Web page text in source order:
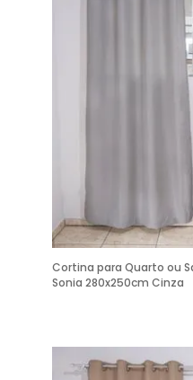
Cortina para Quarto ou
Sonia 280x250cm Cinza